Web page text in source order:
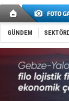
GÜNDEM